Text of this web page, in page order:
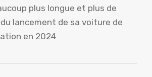
plus longue et plus de
lancement de sa voiture de
en 2024